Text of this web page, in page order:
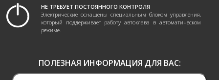
НЕ ТРЕБУЕТ ПОСТОЯННОГО КОНТРОЛЯ
Электрические оснащены специальным блоком управления,
который поддерживает работу автоклава в автоматическом
режиме.
ПОЛЕЗНАЯ ИНФОРМАЦИЯ ДЛЯ ВАС: